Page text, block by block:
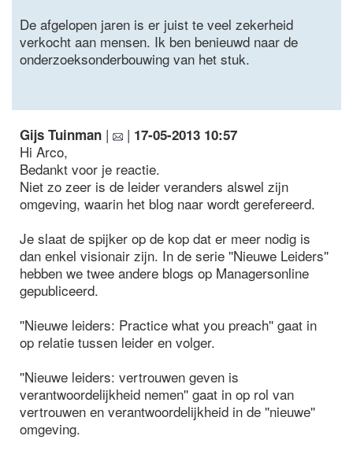
De afgelopen jaren is er juist te veel zekerheid
verkocht aan mensen. Ik ben benieuwd naar de
onderzoeksonderbouwing van het stuk.
Gijs Tuinman | | 17-05-2013 10:57
Hi Arco,
Bedankt voor je reactie.
Niet zo zeer is de leider veranders alswel zijn
omgeving, waarin het blog naar wordt gerefereerd.
Je slaat de spijker op de kop dat er meer nodig is
dan enkel visionair zijn. In de serie ''Nieuwe Leiders''
hebben we twee andere blogs op Managersonline
gepubliceerd.
''Nieuwe leiders: Practice what you preach'' gaat in
op relatie tussen leider en volger.
''Nieuwe leiders: vertrouwen geven is
verantwoordelijkheid nemen'' gaat in op rol van
vertrouwen en verantwoordelijkheid in de ''nieuwe''
omgeving.